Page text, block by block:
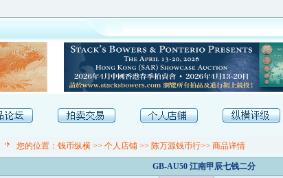
您的位置： 钱币纵横 >> 个人店铺 >> 陈万源钱币行>> 商品详情
GB-AU50 江南甲辰七钱二分